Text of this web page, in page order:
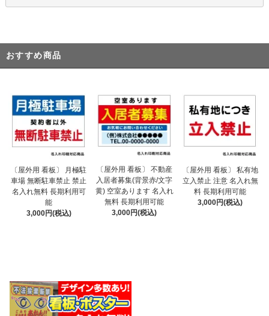
おすすめ商品
〔屋外用 看板〕 月極駐
車場 無断駐車禁止 禁止
名入れ無料 長期利用可
能
3,000円(税込)
〔屋外用 看板〕 不動産
入居者募集(背景赤/文字
黄) 空室あります 名入れ
無料 長期利用可能
3,000円(税込)
〔屋外用 看板〕 私有地
立入禁止 注意 名入れ無
料 長期利用可能
3,000円(税込)